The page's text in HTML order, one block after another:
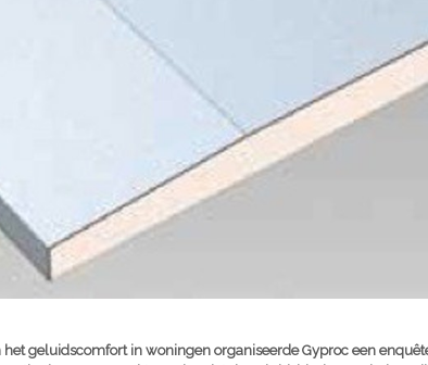
geluidscomfort in woningen organiseerde Gyproc een